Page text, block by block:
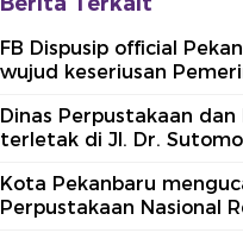
FB Dispusip official
wujud keseriusan
Dinas Perpustakaan
terletak di Jl. Dr. Sutomo
Kota Pekanbaru
Perpustakaan Nasional